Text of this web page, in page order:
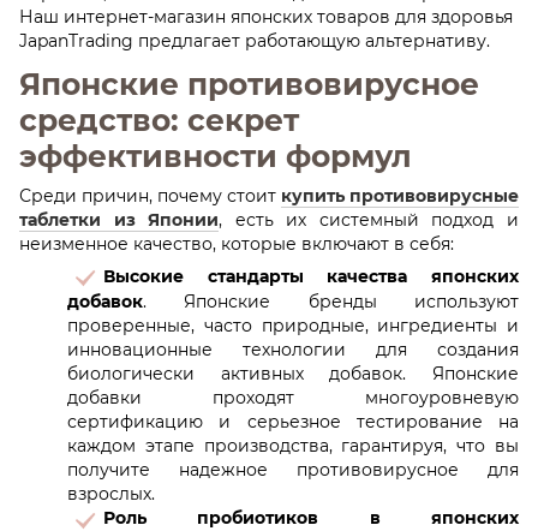
Наш интернет-магазин японских товаров для здоровья
JapanTrading предлагает работающую альтернативу.
Японские противовирусное
средство: секрет
эффективности формул
Среди причин, почему стоит купить противовирусные
таблетки из Японии, есть их системный подход и
неизменное качество, которые включают в себя:
Высокие стандарты качества японских
добавок. Японские бренды используют
проверенные, часто природные, ингредиенты и
инновационные технологии для создания
биологически активных добавок. Японские
добавки проходят многоуровневую
сертификацию и серьезное тестирование на
каждом этапе производства, гарантируя, что вы
получите надежное противовирусное для
взрослых.
Роль пробиотиков в японских